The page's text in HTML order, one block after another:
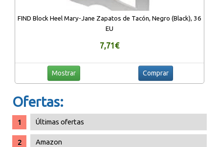
FIND Block Heel Mary-Jane Zapatos de Tacón, Negro (Black), 36
EU
7,71€
Mostrar Comprar
Ofertas:
Últimas ofertas
Amazon